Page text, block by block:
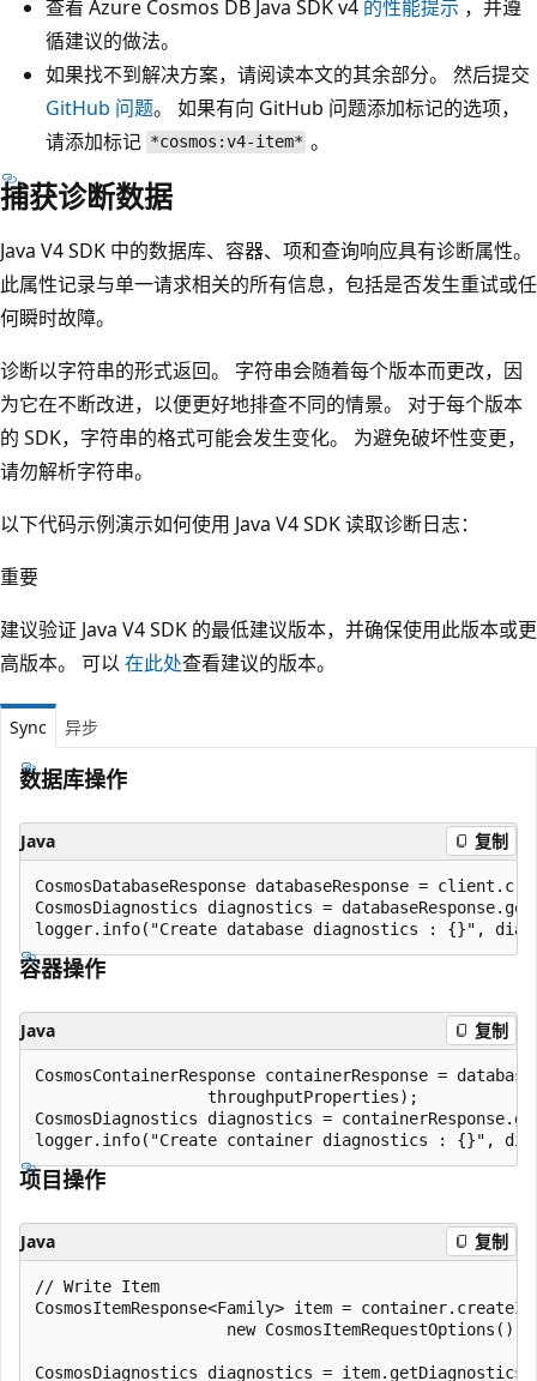
查看 Azure Cosmos DB Java SDK v4 的性能提示 ，并遵
循建议的做法。
如果找不到解决方案，请阅读本文的其余部分。 然后提交
GitHub 问题。 如果有向 GitHub 问题添加标记的选项，
请添加标记 *cosmos:v4-item* 。
捕获诊断数据
Java V4 SDK 中的数据库、容器、项和查询响应具有诊断属性。
此属性记录与单一请求相关的所有信息，包括是否发生重试或任
何瞬时故障。
诊断以字符串的形式返回。 字符串会随着每个版本而更改，因
为它在不断改进，以便更好地排查不同的情景。 对于每个版本
的 SDK，字符串的格式可能会发生变化。 为避免破坏性变更，
请勿解析字符串。
以下代码示例演示如何使用 Java V4 SDK 读取诊断日志：
重要
建议验证 Java V4 SDK 的最低建议版本，并确保使用此版本或更
高版本。 可以 在此处查看建议的版本。
Sync 异步
数据库操作
Java 复制
CosmosDatabaseResponse databaseResponse =
CosmosDiagnostics diagnostics =
容器操作
Java 复制
CosmosContainerResponse containerResponse =
                  throughputProperties);
CosmosDiagnostics diagnostics =
项目操作
Java 复制
// Write Item
CosmosItemResponse<Family> item =
                    new CosmosItemRequestOptions());
CosmosDiagnostics diagnostics =